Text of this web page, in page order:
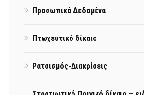
Προσωπικά Δεδομένα
Πτωχευτικό δίκαιο
Ρατσισμός-Διακρίσεις